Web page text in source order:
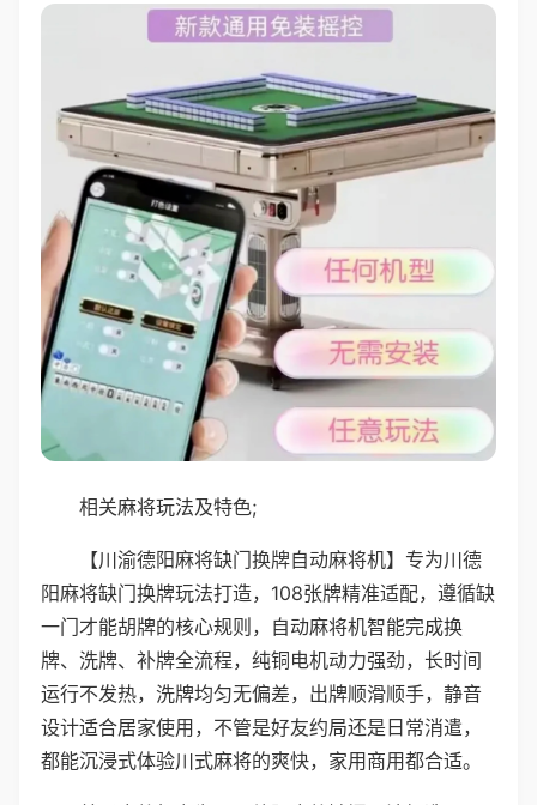
相关麻将玩法及特色;
【川渝德阳麻将缺门换牌自动麻将机】专为川德
阳麻将缺门换牌玩法打造，108张牌精准适配，遵循缺
一门才能胡牌的核心规则，自动麻将机智能完成换
牌、洗牌、补牌全流程，纯铜电机动力强劲，长时间
运行不发热，洗牌均匀无偏差，出牌顺滑顺手，静音
设计适合居家使用，不管是好友约局还是日常消遣，
都能沉浸式体验川式麻将的爽快，家用商用都合适。